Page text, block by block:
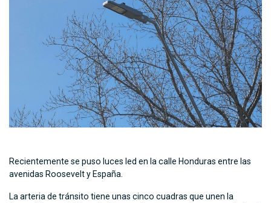
Recientemente se puso luces led en la calle Honduras entre las
avenidas Roosevelt y España.
La arteria de tránsito tiene unas cinco cuadras que unen la